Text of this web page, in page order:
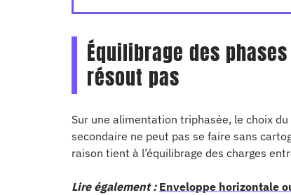
Équilibrage des
résout pas
Sur une alimentation triphasée, le choix
secondaire ne peut pas se faire sans
raison tient à l’équilibrage des charges
Lire également : Enveloppe horizontale